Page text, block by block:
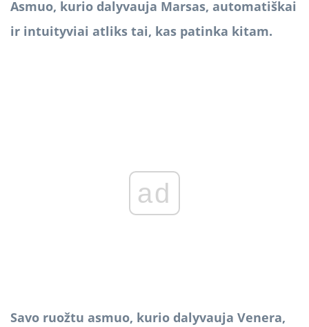
Asmuo, kurio dalyvauja Marsas, automatiškai
ir intuityviai atliks tai, kas patinka kitam.
ad
Savo ruožtu asmuo, kurio dalyvauja Venera,